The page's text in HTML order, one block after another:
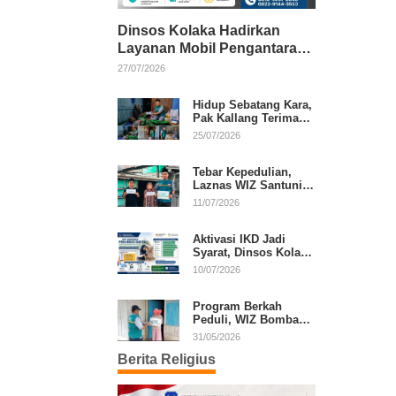
Dinsos Kolaka Hadirkan
Layanan Mobil Pengantaran
Gratis bagi Pasien Penerima
27/07/2026
Hidup Sebatang Kara,
Pak Kallang Terima
Bantuan dari Laznas
25/07/2026
Tebar Kepedulian,
Laznas WIZ Santuni
Anak Yatim dan
11/07/2026
Aktivasi IKD Jadi
Syarat, Dinsos Kolaka
Sosialisasikan
10/07/2026
Program Berkah
Peduli, WIZ Bombana
Bantu Lansia dan
31/05/2026
Berita Religius